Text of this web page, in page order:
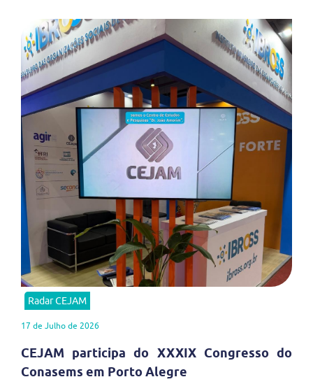
Radar CEJAM
17 de Julho de 2026
CEJAM participa do XXXIX Congresso do
Conasems em Porto Alegre